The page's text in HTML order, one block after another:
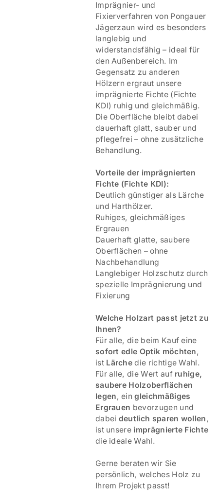
Imprägnier- und
Fixierverfahren von Pongauer
Jägerzaun wird es besonders
langlebig und
widerstandsfähig – ideal für
den Außenbereich. Im
Gegensatz zu anderen
Hölzern ergraut unsere
imprägnierte Fichte (Fichte
KDI) ruhig und gleichmäßig.
Die Oberfläche bleibt dabei
dauerhaft glatt, sauber und
pflegefrei – ohne zusätzliche
Behandlung.
Vorteile der imprägnierten
Fichte (Fichte KDI):
Deutlich günstiger als Lärche
und Harthölzer.
Ruhiges, gleichmäßiges
Ergrauen
Dauerhaft glatte, saubere
Oberflächen – ohne
Nachbehandlung
Langlebiger Holzschutz durch
spezielle Imprägnierung und
Fixierung
Welche Holzart passt jetzt zu
Ihnen?
Für alle, die beim Kauf eine
sofort edle Optik möchten,
ist Lärchedie richtige Wahl.
Für alle, die Wert auf ruhige,
saubere Holzoberflächen
legen, eingleichmäßiges
Ergrauen bevorzugen und
dabei deutlich sparen wollen,
ist unsere imprägnierte Fichte
die ideale Wahl.
Gerne beraten wir Sie
persönlich, welches Holz zu
Ihrem Projekt passt!